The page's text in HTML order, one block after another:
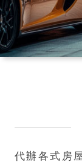
代辦各式房